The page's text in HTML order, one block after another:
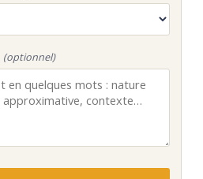
(optionnel)